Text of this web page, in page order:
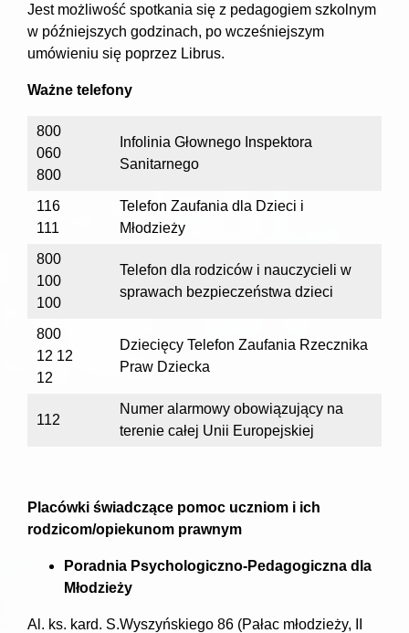
Jest możliwość spotkania się z pedagogiem szkolnym
w późniejszych godzinach, po wcześniejszym
umówieniu się poprzez Librus.
Ważne telefony
800
060
800
Infolinia Głownego Inspektora
Sanitarnego
116
111
Telefon Zaufania dla Dzieci i
Młodzieży
800
100
100
Telefon dla rodziców i nauczycieli w
sprawach bezpieczeństwa dzieci
800
12 12
12
Dziecięcy Telefon Zaufania Rzecznika
Praw Dziecka
112
Numer alarmowy obowiązujący na
terenie całej Unii Europejskiej
Placówki świadczące pomoc uczniom i ich
rodzicom/opiekunom prawnym
Poradnia Psychologiczno-Pedagogiczna dla
Młodzieży
Al. ks. kard. S.Wyszyńskiego 86 (Pałac młodzieży, II